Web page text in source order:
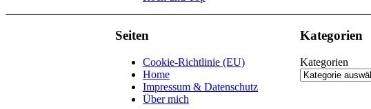
Seiten
Cookie-Richtlinie (EU)
Home
Impressum & Datenschutz
Über mich
Kategorien
Kategorien